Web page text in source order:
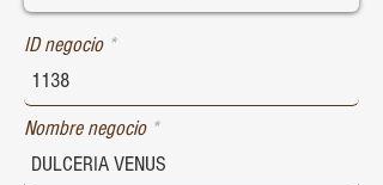
ID negocio
Nombre negocio